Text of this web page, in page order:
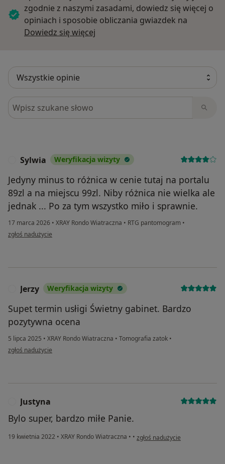
zgodnie z naszymi zasadami, dowiedz się więcej o
opiniach i sposobie obliczania gwiazdek na
Dowiedz się więcej
Szukaj w opiniach
Sylwia Weryfikacja wizyty
Jedyny minus to różnica w cenie tutaj na portalu
89zl a na miejscu 99zl. Niby różnica nie wielka ale
jednak ... Po za tym wszystko miło i sprawnie.
17 marca 2026 • XRAY Rondo Wiatraczna • RTG pantomogram •
w opinii użytkownika Sylwia
zgłoś nadużycie
Jerzy Weryfikacja wizyty
Supet termin usłigi Świetny gabinet. Bardzo
pozytywna ocena
5 lipca 2025 • XRAY Rondo Wiatraczna • Tomografia zatok •
w opinii użytkownika Jerzy
zgłoś nadużycie
Justyna
Bylo super, bardzo miłe Panie.
19 kwietnia 2022 • XRAY Rondo Wiatraczna • • w opinii użytkownika Justyna
zgłoś nadużycie